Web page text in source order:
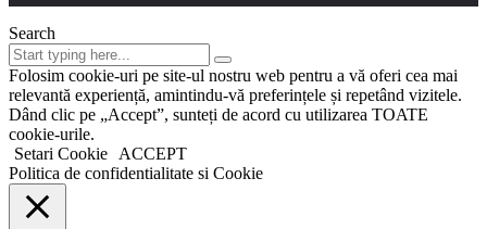
Search
Folosim cookie-uri pe site-ul nostru web pentru a vă oferi cea mai
relevantă experiență, amintindu-vă preferințele și repetând vizitele.
Dând clic pe „Accept”, sunteți de acord cu utilizarea TOATE
cookie-urile.
Setari Cookie
ACCEPT
Politica de confidentialitate si Cookie